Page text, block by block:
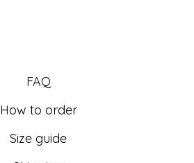
FAQ
How to order
Size guide